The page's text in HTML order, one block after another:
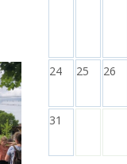
24 25 26
31